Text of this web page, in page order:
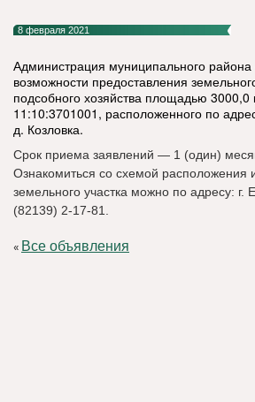
8 февраля 2021
Администрация муниципального
возможности предоставления
подсобного хозяйства площадью 3000,0
11:10:3701001, расположенного по
д. Козловка.
Срок приема заявлений — 1 (один)
Ознакомиться со схемой расположения
земельного участка можно по адресу:
(82139) 2-17-81.
« Все объявления